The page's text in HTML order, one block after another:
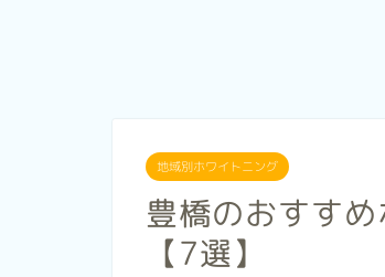
地域別ホワイトニング
豊橋のおすす
【7選】